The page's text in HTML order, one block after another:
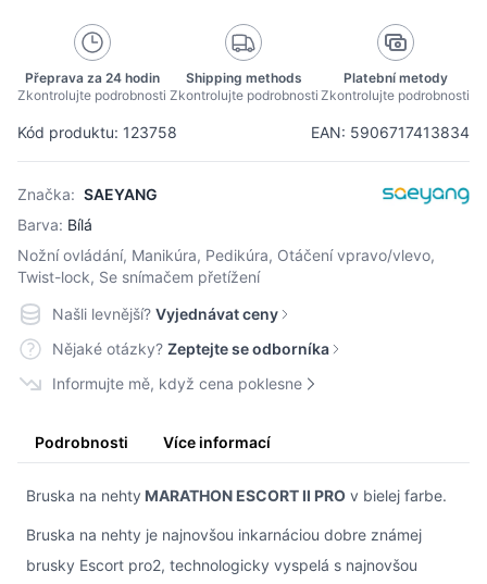
Kód produktu: 123758 EAN: 5906717413834
Značka: SAEYANG
Barva: Bílá
Nožní ovládání, Manikúra, Pedikúra, Otáčení vpravo/vlevo,
Twist-lock, Se snímačem přetížení
Přeprava za 24 hodin
Zkontrolujte podrobnosti
Shipping methods
Zkontrolujte podrobnosti
Platební metody
Zkontrolujte podrobnosti
Našli levnější? Vyjednávat ceny
Nějaké otázky? Zeptejte se odborníka
Informujte mě, když cena poklesne
Podrobnosti Více informací
Bruska na nehty MARATHON ESCORT II PRO v bielej farbe.
Bruska na nehty je najnovšou inkarnáciou dobre známej
brusky Escort pro2, technologicky vyspelá s najnovšou